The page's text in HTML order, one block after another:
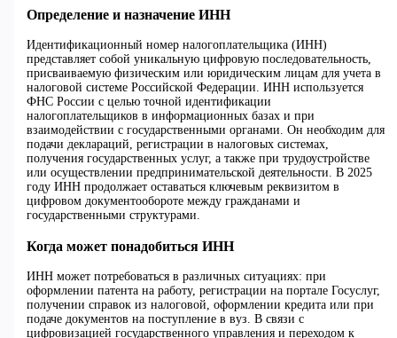
Определение и назначение ИНН
Идентификационный номер налогоплательщика (ИНН)
представляет собой уникальную цифровую последовательность,
присваиваемую физическим или юридическим лицам для учета в
налоговой системе Российской Федерации. ИНН используется
ФНС России с целью точной идентификации
налогоплательщиков в информационных базах и при
взаимодействии с государственными органами. Он необходим для
подачи деклараций, регистрации в налоговых системах,
получения государственных услуг, а также при трудоустройстве
или осуществлении предпринимательской деятельности. В 2025
году ИНН продолжает оставаться ключевым реквизитом в
цифровом документообороте между гражданами и
государственными структурами.
Когда может понадобиться ИНН
ИНН может потребоваться в различных ситуациях: при
оформлении патента на работу, регистрации на портале Госуслуг,
получении справок из налоговой, оформлении кредита или при
подаче документов на поступление в вуз. В связи с
цифровизацией государственного управления и переходом к